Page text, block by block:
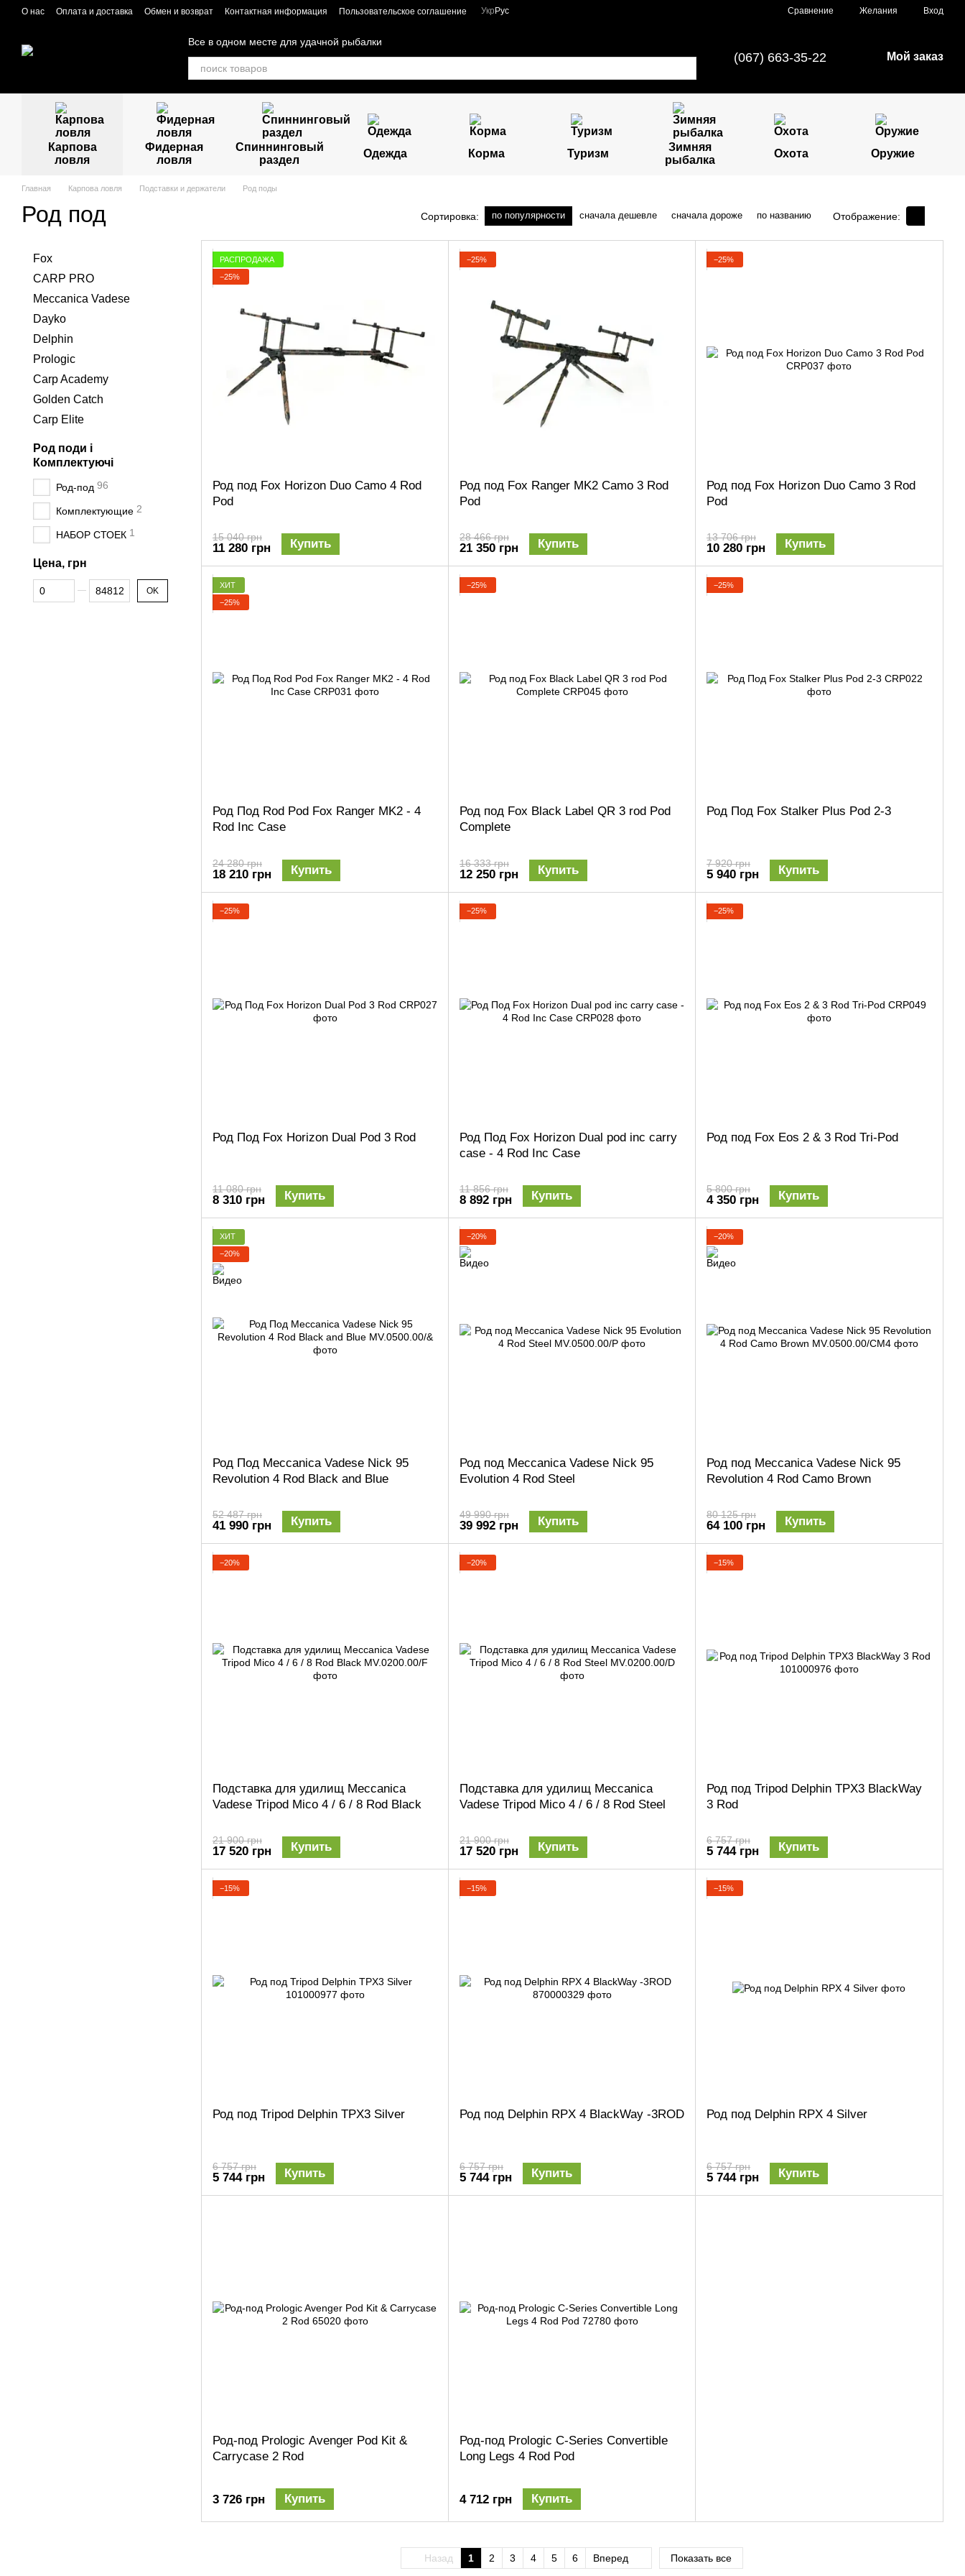
Перейти к основному контенту
О нас Оплата и доставка Обмен и возврат Контактная информация Пользовательское соглашение Укр Рус Сравнение Желания Вход
Все в одном месте для удачной рыбалки
(067) 663-35-22 Мой заказ
Карпова
ловля
Фидерная
ловля
Спиннинговый
раздел
Одежда Корма Туризм
Зимняя
рыбалка
Охота Оружие
Главная Карпова ловля Подставки и держатели Род поды
Род под Сортировка: по популярности сначала дешевле сначала дороже по названию Отображение:
РАСПРОДАЖА
−25%
Род под Fox Horizon Duo Camo 4 Rod
Pod
15 040 грн
11 280 грн Купить
−25%
Род под Fox Ranger MK2 Camo 3 Rod
Pod
28 466 грн
21 350 грн Купить
−25%
Род под Fox Horizon Duo Camo 3 Rod
Pod
13 706 грн
10 280 грн Купить
ХИТ
−25%
Род Под Rod Pod Fox Ranger MK2 - 4
Rod Inc Case
24 280 грн
18 210 грн Купить
−25%
Род под Fox Black Label QR 3 rod Pod
Complete
16 333 грн
12 250 грн Купить
−25%
Род Под Fox Stalker Plus Pod 2-3
7 920 грн
5 940 грн Купить
−25%
Род Под Fox Horizon Dual Pod 3 Rod
11 080 грн
8 310 грн Купить
−25%
Род Под Fox Horizon Dual pod inc carry
case - 4 Rod Inc Case
11 856 грн
8 892 грн Купить
−25%
Род под Fox Eos 2 & 3 Rod Tri-Pod
5 800 грн
4 350 грн Купить
ХИТ
−20%
Род Под Meccanica Vadese Nick 95
Revolution 4 Rod Black and Blue
52 487 грн
41 990 грн Купить
−20%
Род под Meccanica Vadese Nick 95
Evolution 4 Rod Steel
49 990 грн
39 992 грн Купить
−20%
Род под Meccanica Vadese Nick 95
Revolution 4 Rod Camo Brown
80 125 грн
64 100 грн Купить
−20%
Подставка для удилищ Meccanica
Vadese Tripod Mico 4 / 6 / 8 Rod Black
21 900 грн
17 520 грн Купить
−20%
Подставка для удилищ Meccanica
Vadese Tripod Mico 4 / 6 / 8 Rod Steel
21 900 грн
17 520 грн Купить
−15%
Род под Tripod Delphin TPX3 BlackWay
3 Rod
6 757 грн
5 744 грн Купить
−15%
Род под Tripod Delphin TPX3 Silver
6 757 грн
5 744 грн Купить
−15%
Род под Delphin RPX 4 BlackWay -3ROD
6 757 грн
5 744 грн Купить
−15%
Род под Delphin RPX 4 Silver
6 757 грн
5 744 грн Купить
Род-под Prologic Avenger Pod Kit &
Carrycase 2 Rod
3 726 грн Купить
Род-под Prologic C-Series Convertible
Long Legs 4 Rod Pod
4 712 грн Купить
Назад 1 2 3 4 5 6 Вперед Показать все
Fox
CARP PRO
Meccanica Vadese
Dayko
Delphin
Prologic
Carp Academy
Golden Catch
Carp Elite
Род поди і
Комплектуючі
Род-под 96
Комплектующие 2
НАБОР СТОЕК 1
Цена, грн
От Цена, грн
До Цена, грн OK